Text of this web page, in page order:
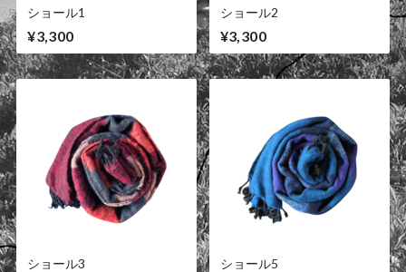
ショール1
¥3,300
ショール2
¥3,300
ショール3 ショール5